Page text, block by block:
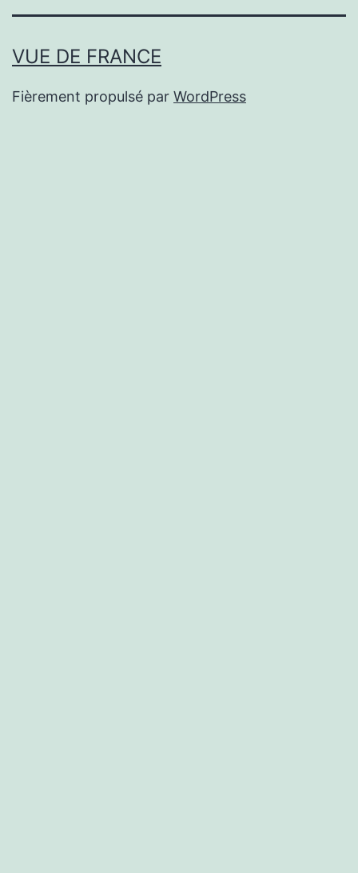
VUE DE FRANCE
Fièrement propulsé par WordPress